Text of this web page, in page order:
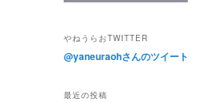
やねうらおTWITTER
@yaneuraohさんのツイート
最近の投稿